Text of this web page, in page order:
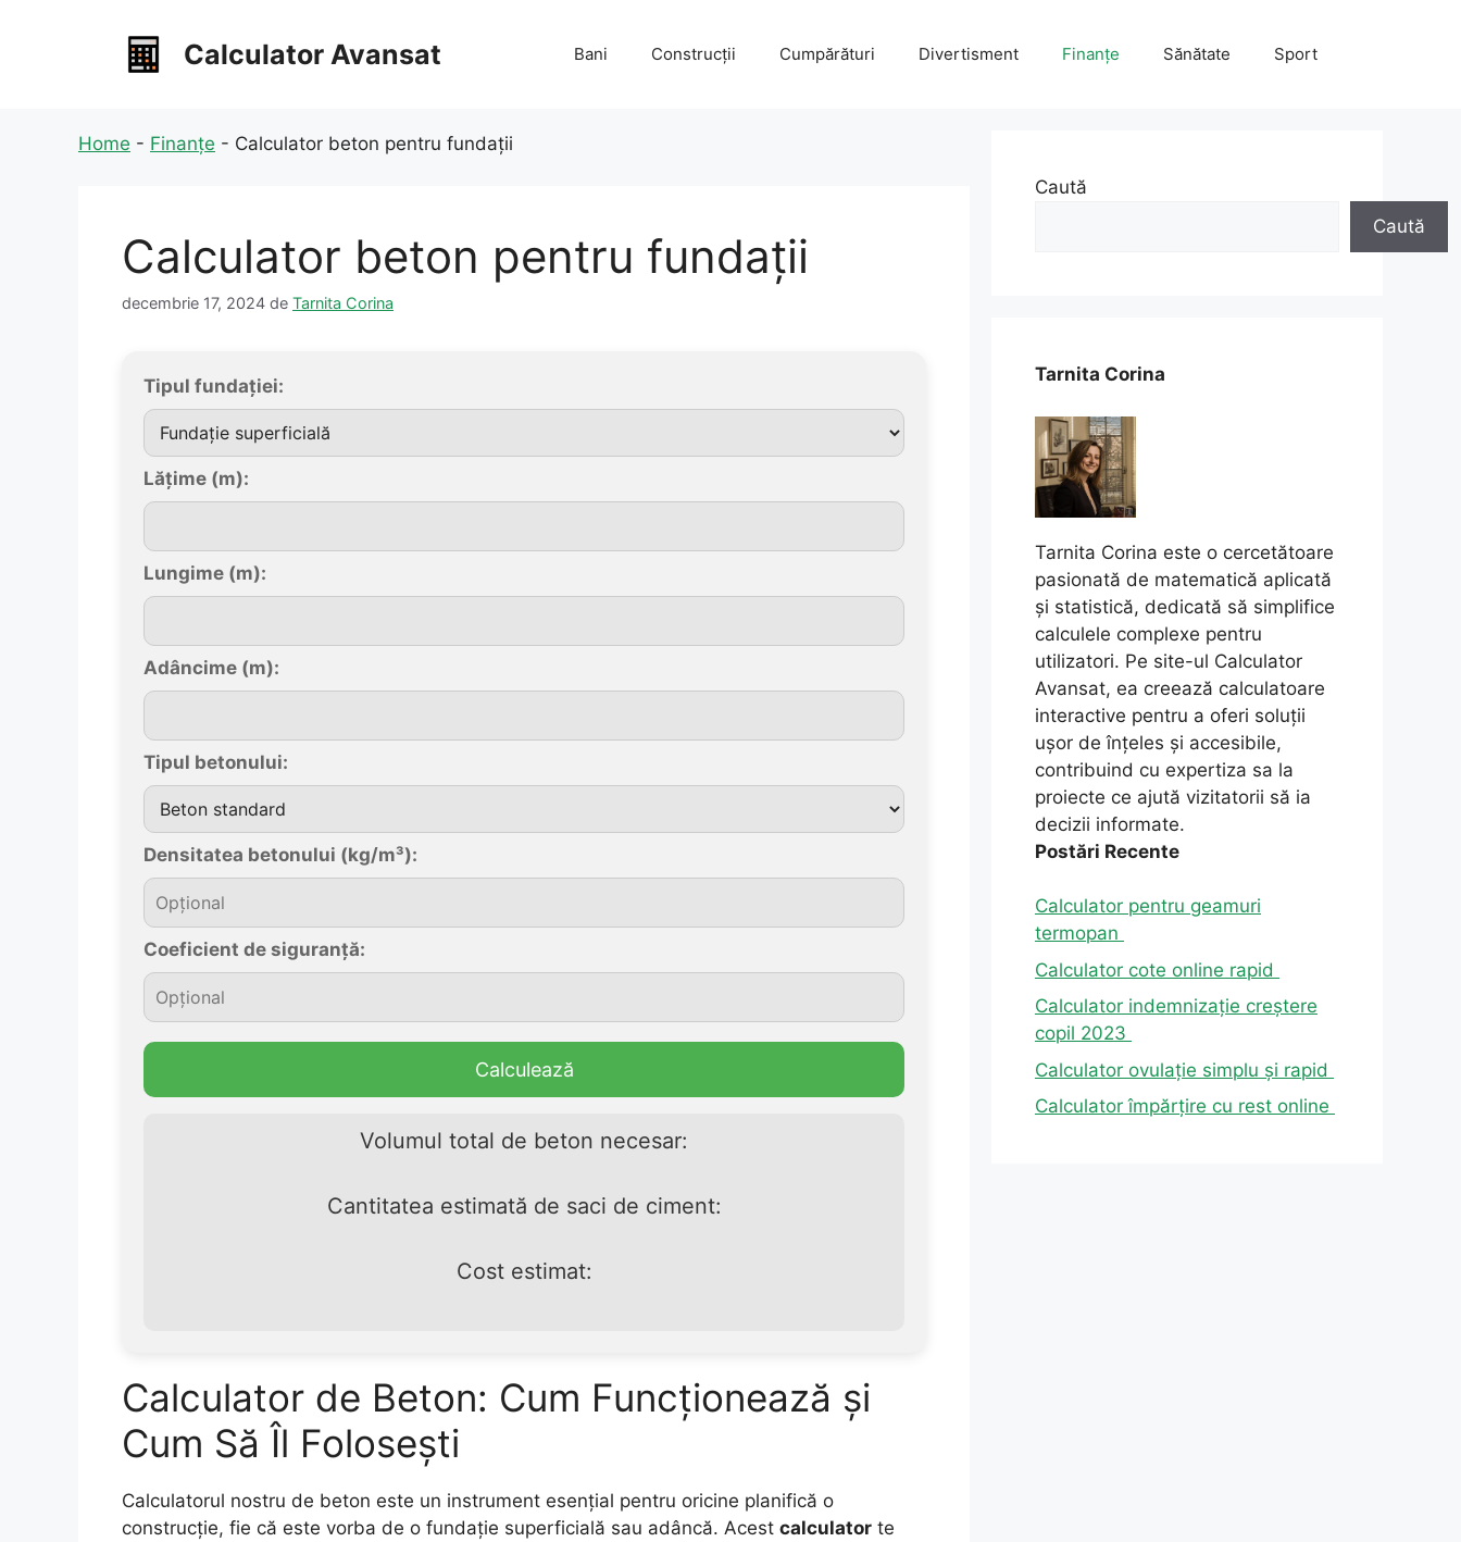
Calculator Avansat Bani Construcții Cumpărături Divertisment Finanțe Sănătate Sport
Home - Finanțe - Calculator beton pentru fundații
Calculator beton pentru fundații
decembrie 17, 2024 de Tarnita Corina
Tipul fundației:
Lățime (m):
Lungime (m):
Adâncime (m):
Tipul betonului:
Densitatea betonului (kg/m³):
Coeficient de siguranță:
Calculează
Volumul total de beton necesar:
Cantitatea estimată de saci de ciment:
Cost estimat:
Calculator de Beton: Cum Funcționează și
Cum Să Îl Folosești
Calculatorul nostru de beton este un instrument esențial pentru oricine planifică o
construcție, fie că este vorba de o fundație superficială sau adâncă. Acest calculator te
Caută
Caută
Tarnita Corina
Tarnita Corina este o cercetătoare
pasionată de matematică aplicată
și statistică, dedicată să simplifice
calculele complexe pentru
utilizatori. Pe site-ul Calculator
Avansat, ea creează calculatoare
interactive pentru a oferi soluții
ușor de înțeles și accesibile,
contribuind cu expertiza sa la
proiecte ce ajută vizitatorii să ia
decizii informate.
Postări Recente
Calculator pentru geamuri
termopan
Calculator cote online rapid
Calculator indemnizație creștere
copil 2023
Calculator ovulație simplu și rapid
Calculator împărțire cu rest online